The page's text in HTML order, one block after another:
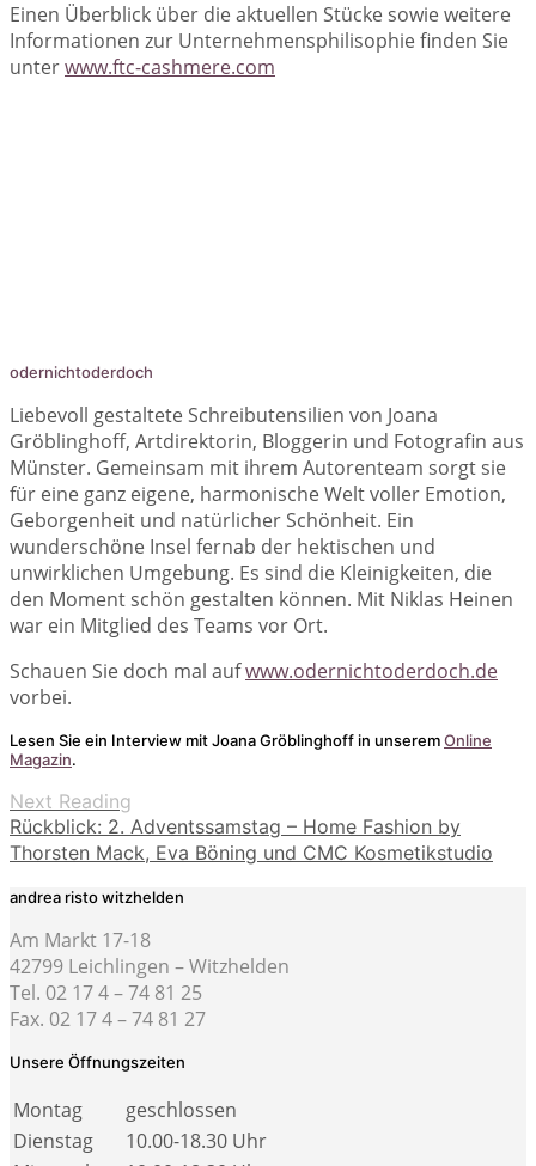
Einen Überblick über die aktuellen Stücke sowie weitere
Informationen zur Unternehmensphilisophie finden Sie
unterwww.ftc-cashmere.com
odernichtoderdoch
Liebevoll gestaltete Schreibutensilien von Joana
Gröblinghoff, Artdirektorin, Bloggerin und Fotografin aus
Münster. Gemeinsam mit ihrem Autorenteam sorgt sie
für eine ganz eigene, harmonische Welt voller Emotion,
Geborgenheit und natürlicher Schönheit. Ein
wunderschöne Insel fernab der hektischen und
unwirklichen Umgebung. Es sind die Kleinigkeiten, die
den Moment schön gestalten können. Mit Niklas Heinen
war ein Mitglied des Teams vor Ort.
Schauen Sie doch mal aufwww.odernichtoderdoch.de
vorbei.
Lesen Sie ein Interview mit Joana Gröblinghoff in unseremOnline
Magazin.
Next Reading
Rückblick: 2. Adventssamstag – Home Fashion by
Thorsten Mack, Eva Böning und CMC Kosmetikstudio
andrea risto witzhelden
Am Markt 17-18
42799 Leichlingen – Witzhelden
Tel. 02 17 4 – 74 81 25
Fax. 02 17 4 – 74 81 27
Unsere Öffnungszeiten
Montag
geschlossen
Dienstag
10.00-18.30 Uhr